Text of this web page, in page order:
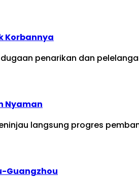
Korbannya
penarikan dan
Nyaman
langsung progres
Guangzhou